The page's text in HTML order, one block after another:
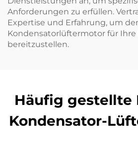
Anforderungen zu erfüllen.
Expertise und Erfahrung, um
Kondensatorlüftermotor für Ihre
bereitzustellen.
Häufig gestellte
Kondensator-